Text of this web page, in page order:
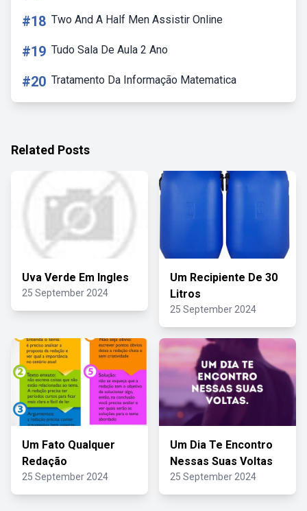
#18 Two And A Half Men Assistir Online
#19 Tudo Sala De Aula 2 Ano
#20 Tratamento Da Informação Matematica
Related Posts
Uva Verde Em Ingles
25 September 2024
Um Recipiente De 30
Litros
25 September 2024
Um Fato Qualquer
Redação
25 September 2024
Um Dia Te Encontro
Nessas Suas Voltas
25 September 2024